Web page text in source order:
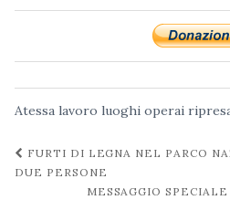
Atessa lavoro luoghi operai
Navigazione
post
FURTI DI LEGNA NEL PARCO
DUE PERSONE
MESSAGGIO